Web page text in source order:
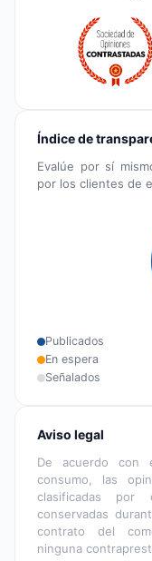
Índice de
Evalúe por sí
por los clientes de
Publicados
En espera
Señalados
Aviso legal
De acuerdo con
consumo, las
clasificadas por
conservadas
contrato del
ninguna